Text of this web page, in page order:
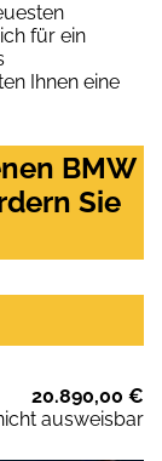
für ein
Ihnen eine
BMW
Sie
20.890,00 €
ausweisbar